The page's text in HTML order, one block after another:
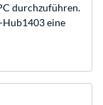
durchzuführen.
Hub1403 eine